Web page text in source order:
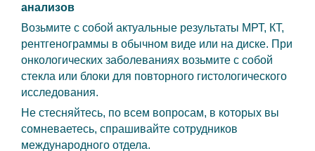
анализов
Возьмите с собой актуальные результаты МРТ, КТ,
рентгенограммы в обычном виде или на диске. При
онкологических заболеваниях возьмите с собой
стекла или блоки для повторного гистологического
исследования.
Не стесняйтесь, по всем вопросам, в которых вы
сомневаетесь, спрашивайте сотрудников
международного отдела.